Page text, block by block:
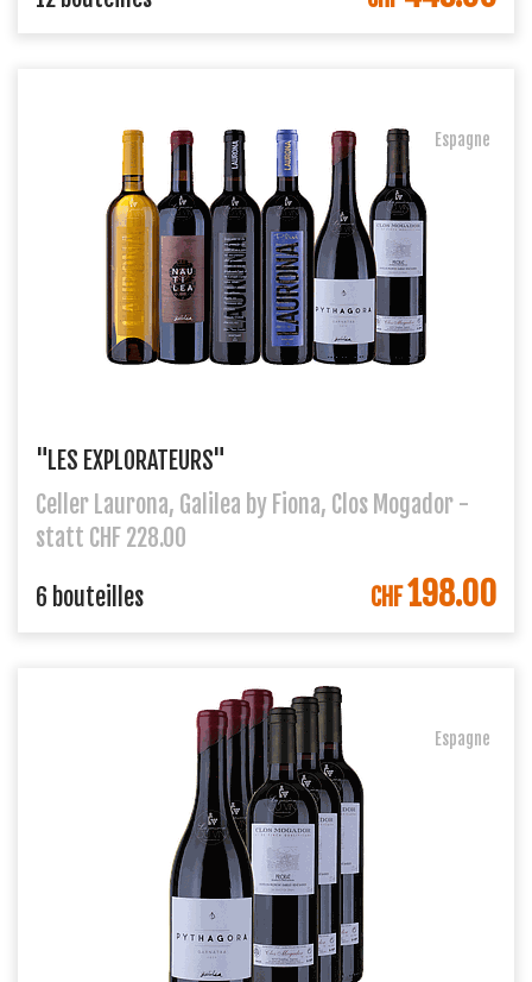
Espagne
"LES EXPLORATEURS"
Celler Laurona, Galilea by Fiona, Clos Mogador -
statt CHF 228.00
DANS LE PANIER
6 bouteilles CHF198.00
Espagne